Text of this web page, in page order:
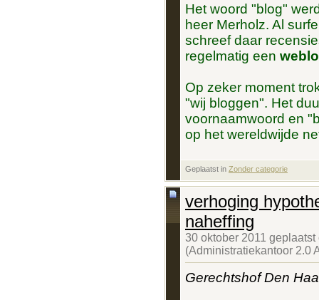
Het woord "blog"
heer Merholz. Al
schreef daar
regelmatig een
Op zeker moment
"wij bloggen". Het
voornaamwoord en
op het wereldwijde
Geplaatst in Zonder categorie
verhoging
naheffing
30 oktober 2011
(Administratiekantoor 2.0
Gerechtshof Den